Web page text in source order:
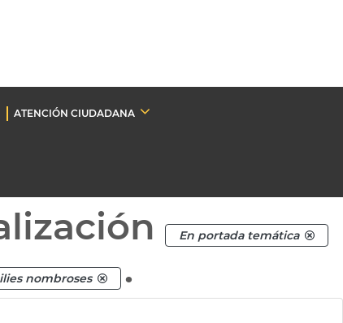
ATENCIÓN CIUDADANA
En portada temática
nombroses .